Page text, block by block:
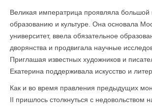
Великая императрица проявляла большой
образованию и культуре. Она основала
университет, ввела обязательное
дворянства и продвигала научные
Приглашая известных художников и
Екатерина поддерживала искусство и
Как и во время правления предыдущих
II пришлось столкнуться с недовольством